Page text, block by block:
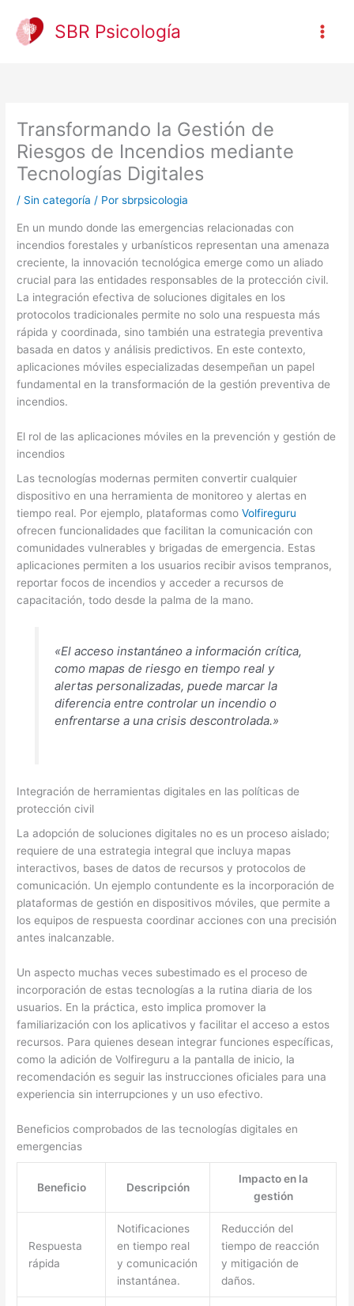
contenido
SBR Psicología
Transformando la Gestión de
Riesgos de Incendios mediante
Tecnologías Digitales
/ Sin categoría / Porsbrpsicologia
En un mundo donde las emergencias relacionadas con
incendios forestales y urbanísticos representan una amenaza
creciente, la innovación tecnológica emerge como un aliado
crucial para las entidades responsables de la protección civil.
La integración efectiva de soluciones digitales en los
protocolos tradicionales permite no solo una respuesta más
rápida y coordinada, sino también una estrategia preventiva
basada en datos y análisis predictivos. En este contexto,
aplicaciones móviles especializadas desempeñan un papel
fundamental en la transformación de la gestión preventiva de
incendios.
El rol de las aplicaciones móviles en la prevención y gestión de
incendios
Las tecnologías modernas permiten convertir cualquier
dispositivo en una herramienta de monitoreo y alertas en
tiempo real. Por ejemplo, plataformas comoVolfireguru
ofrecen funcionalidades que facilitan la comunicación con
comunidades vulnerables y brigadas de emergencia. Estas
aplicaciones permiten a los usuarios recibir avisos tempranos,
reportar focos de incendios y acceder a recursos de
capacitación, todo desde la palma de la mano.
«El acceso instantáneo a información crítica,
como mapas de riesgo en tiempo real y
alertas personalizadas, puede marcar la
diferencia entre controlar un incendio o
enfrentarse a una crisis descontrolada.»
Integración de herramientas digitales en las políticas de
protección civil
La adopción de soluciones digitales no es un proceso aislado;
requiere de una estrategia integral que incluya mapas
interactivos, bases de datos de recursos y protocolos de
comunicación. Un ejemplo contundente es la incorporación de
plataformas de gestión en dispositivos móviles, que permite a
los equipos de respuesta coordinar acciones con una precisión
antes inalcanzable.
Un aspecto muchas veces subestimado es el proceso de
incorporación de estas tecnologías a la rutina diaria de los
usuarios. En la práctica, esto implica promover la
familiarización con los aplicativos y facilitar el acceso a estos
recursos. Para quienes desean integrar funciones específicas,
como la adición de Volfireguru a la pantalla de inicio, la
recomendación es seguir las instrucciones oficiales para una
experiencia sin interrupciones y un uso efectivo.
Beneficios comprobados de las tecnologías digitales en
emergencias
Beneficio Descripción
Impacto en la
gestión
Respuesta
rápida
Notificaciones
en tiempo real
y comunicación
instantánea.
Reducción del
tiempo de reacción
y mitigación de
daños.